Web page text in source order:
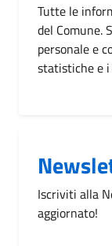
Tutte le
del Comune.
personale e
statistiche e i
Iscriviti alla
aggiornato!